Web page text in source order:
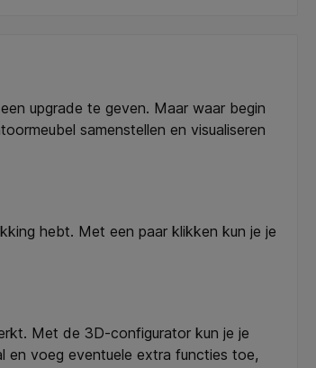
upgrade te geven. Maar waar begin
samenstellen en visualiseren
hebt. Met een paar klikken kun je je
Met de 3D-configurator kun je je
en voeg eventuele extra functies toe,